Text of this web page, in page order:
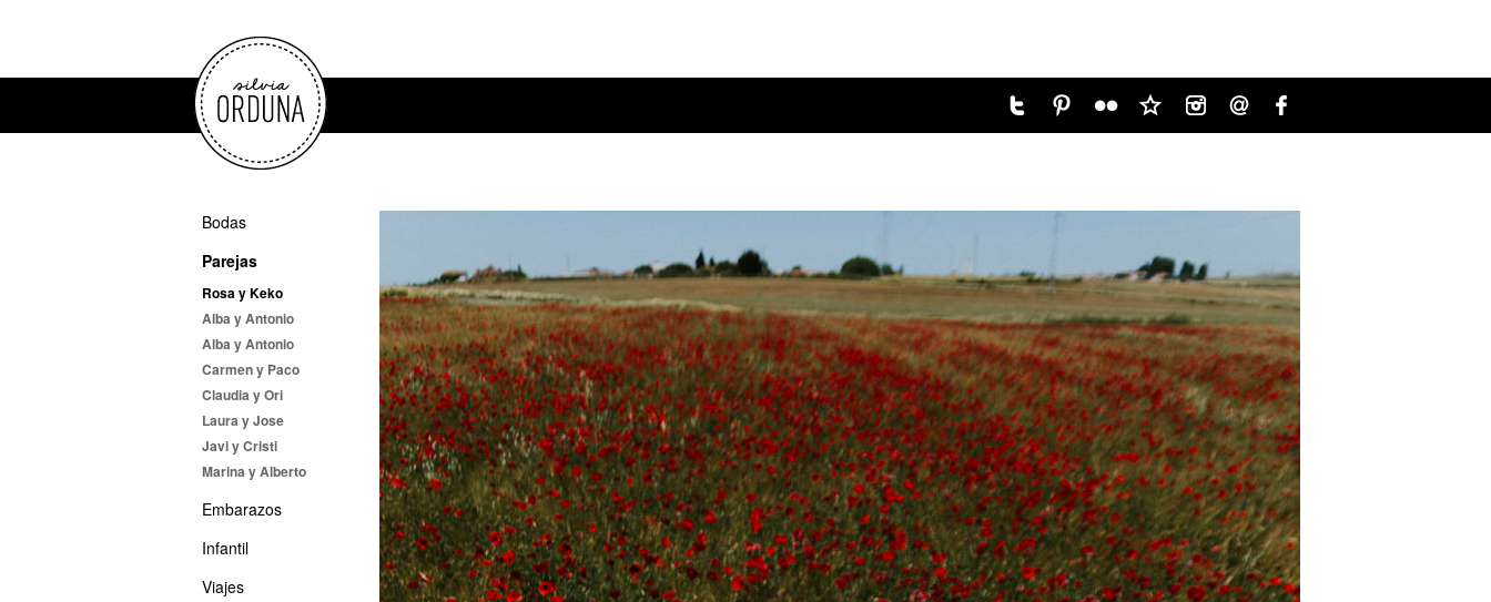
Bodas
Parejas
Rosa y Keko
Alba y Antonio
Alba y Antonio
Carmen y Paco
Claudia y Ori
Laura y Jose
Javi y Cristi
Marina y Alberto
Embarazos
Infantil
Viajes